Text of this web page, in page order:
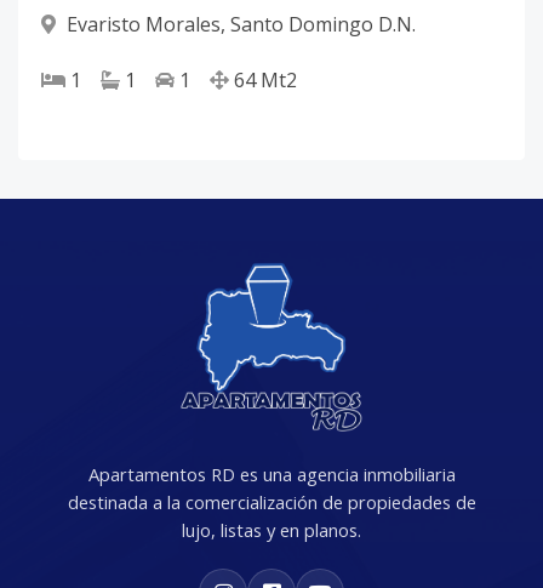
Evaristo Morales, Santo Domingo D.N.
1 1 1 64 Mt2
Apartamentos RD es una agencia inmobiliaria
destinada a la comercialización de propiedades de
lujo, listas y en planos.